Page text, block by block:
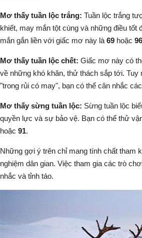
Mơ thấy tuần lộc trắng: Tuần lộc trắng
khiết, may mắn tột cùng và những điều tốt
mắn gắn liền với giấc mơ này là 69 hoặc 96
Mơ thấy tuần lộc chết: Giấc mơ này có
về những khó khăn, thử thách sắp tới. Tuy
"trong rủi có may", bạn có thể cân nhắc
Mơ thấy sừng tuần lộc: Sừng tuần lộc
quyền lực và sự bảo vệ. Bạn có thể thử
hoặc 91.
Những gợi ý trên chỉ mang tính chất tham
nghiệm dân gian. Việc tham gia các trò
nhắc và tỉnh táo.